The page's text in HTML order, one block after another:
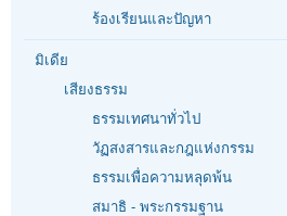
ร้องเรียนและปัญหา
มิเดีย
เสียงธรรม
ธรรมเทศนาทั่วไป
วัฏสงสารและกฎแห่งกรรม
ธรรมเพื่อความหลุดพ้น
สมาธิ - พระกรรมฐาน